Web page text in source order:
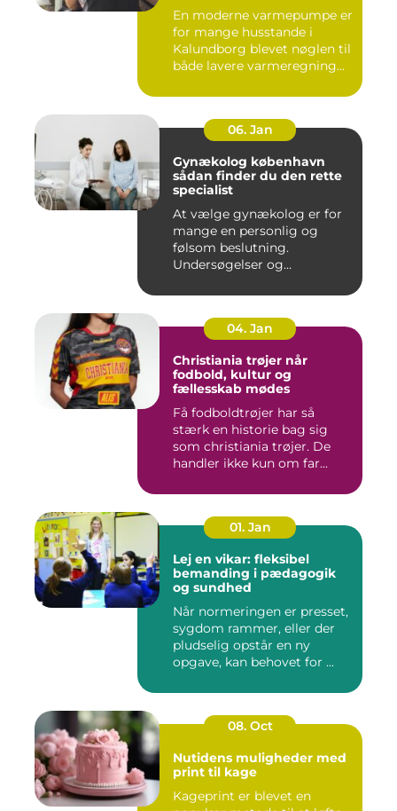
En moderne varmepumpe er
for mange husstande i
Kalundborg blevet nøglen til
både lavere varmeregning...
06. Jan
Gynækolog københavn
sådan finder du den rette
specialist
At vælge gynækolog er for
mange en personlig og
følsom beslutning.
Undersøgelser og
04. Jan
Christiania trøjer når
fodbold, kultur og
fællesskab mødes
Få fodboldtrøjer har så
stærk en historie bag sig
som christiania trøjer. De
handler ikke kun om far...
01. Jan
Lej en vikar: fleksibel
bemanding i pædagogik
og sundhed
Når normeringen er presset,
sygdom rammer, eller der
pludselig opstår en ny
opgave, kan behovet for ...
08. Oct
Nutidens muligheder med
print til kage
Kageprint er blevet en